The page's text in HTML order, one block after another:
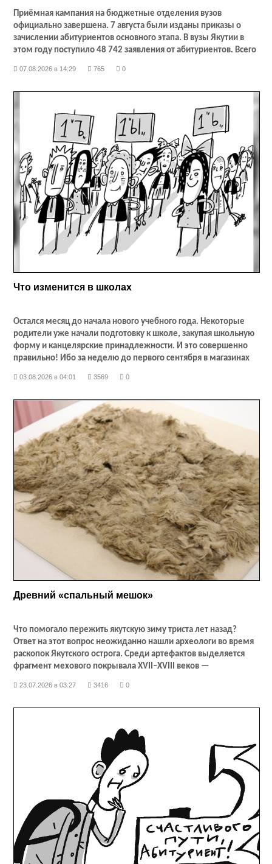
Приёмная кампания на бюджетные отделения вузов
официально завершена. 7 августа были изданы приказы о
зачислении абитуриентов основного этапа. В вузы Якутии в
этом году поступило 48 742 заявления от абитуриентов. Всего
некоторым направлениям, так как количество платных мест
нынче было сокращено. Но тем, кто не смог поступить в вуз,
не стоит сильно расстраиваться. До 15 августа можно подать
заявление в колледж или техникум. Тем более выбор
специальностей там огромен. Каждый найдёт себе
профессию по душе!
07.08.2026 в 14:29 765 0
Что изменится в школах
Остался месяц до начала нового учебного года. Некоторые
родители уже начали подготовку к школе, закупая школьную
форму и канцелярские принадлежности. И это совершенно
правильно! Ибо за неделю до первого сентября в магазинах
году. Во-первых, Минпросвещения запретило задавать
домашки первоклассникам. У пятиклассников появится новый
учебный предмет. Увы, сокращают часы на изучение
иностранного языка. Также в новом учебном году появится
оценка за поведение. Разбираемся во всех нововведениях
вместе с первым заместителем министра образования
Якутии Ньургуном Павловым.
03.08.2026 в 04:01 3569 0
Древний «спальный мешок»
Что помогало пережить якутскую зиму триста лет назад?
Ответ на этот вопрос неожиданно нашли археологи во время
раскопок Якутского острога. Среди артефактов выделяется
фрагмент мехового покрывала XVII–XVIII веков —
23.07.2026 в 03:27 3416 0